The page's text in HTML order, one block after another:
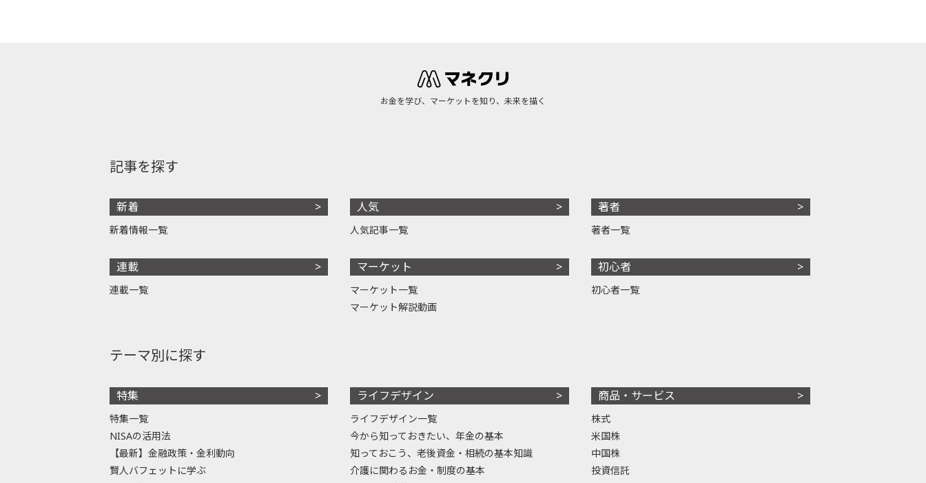
お金を学び、マーケットを知り、未来を描く
記事を探す
新着
新着情報一覧
連載
連載一覧
人気
人気記事一覧
マーケット
マーケット一覧
マーケット解説動画
著者
著者一覧
初心者
初心者一覧
テーマ別に探す
特集
特集一覧
NISAの活用法
【最新】金融政策・金利動向
賢人バフェットに学ぶ
ライフデザイン
ライフデザイン一覧
今から知っておきたい、年金の基本
知っておこう、老後資金・相続の基本知識
介護に関わるお金・制度の基本
商品・サービス
株式
米国株
中国株
投資信託